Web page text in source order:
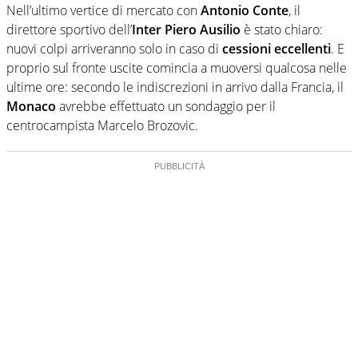
Nell’ultimo vertice di mercato conAntonio Conte, il
direttore sportivo dell’Inter Piero Ausilio è stato chiaro:
nuovi colpi arriveranno solo in caso di cessioni eccellenti. E
proprio sul fronte uscite comincia a muoversi qualcosa nelle
ultime ore: secondo le indiscrezioni in arrivo dalla Francia, il
Monaco avrebbe effettuato un sondaggio per il
centrocampista Marcelo Brozovic.